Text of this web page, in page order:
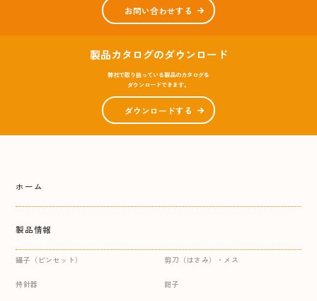
お問い合わせする
製品カタログのダウンロード
弊社で取り扱っている製品のカタログを
ダウンロードできます。
ダウンロードする
ホーム
製品情報
鑷子（ピンセット） 剪刀（はさみ）・メス
持針器 鉗子